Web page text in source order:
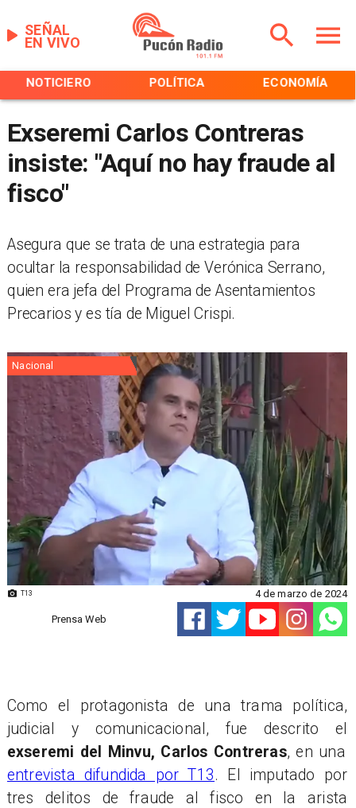
EN VIVO
SEÑAL
NOTICIERO POLÍTICA ECONOMÍA
Exseremi Carlos Contreras
insiste: "Aquí no hay fraude al
fisco"
Asegura que se trata de una estrategia para
ocultar la responsabilidad de Verónica Serrano,
quien era jefa del Programa de Asentamientos
Precarios y es tía de Miguel Crispi.
T13
Nacional
Prensa Web
4 de marzo de 2024
Como el protagonista de una trama política,
judicial y comunicacional, fue descrito el
exseremi del Minvu, Carlos Contreras, en una
entrevista difundida por T13. El imputado por
tres delitos de fraude al fisco en la arista